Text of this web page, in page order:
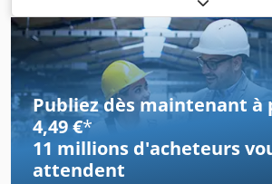
265 mètres • Entraînement par turbine •
tournante • Chariot d'arrosage avec
Iom Uerf État : Occasion
Publiez dès maintenant à
4,49 €*
11 millions d'acheteurs
attendent